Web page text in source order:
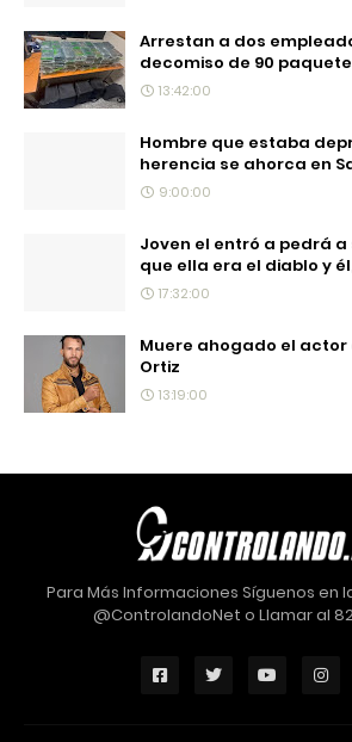
Arrestan a dos
decomiso de 90
13:42:00
Hombre que estaba
herencia se ahorca en
9:00:00
Joven el entró a pedrá
que ella era el diablo y
17:32:00
Muere ahogado el
Ortiz
13:19:00
Para Más Informaciones Síguenos en
@ControlandoNet o Llamar al